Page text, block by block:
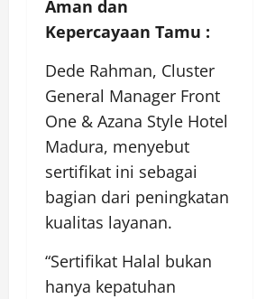
Aman dan
Kepercayaan Tamu :
Dede Rahman, Cluster
General Manager Front
One & Azana Style Hotel
Madura, menyebut
sertifikat ini sebagai
bagian dari peningkatan
kualitas layanan.
“Sertifikat Halal bukan
hanya kepatuhan